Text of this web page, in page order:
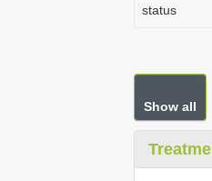
status
Show all